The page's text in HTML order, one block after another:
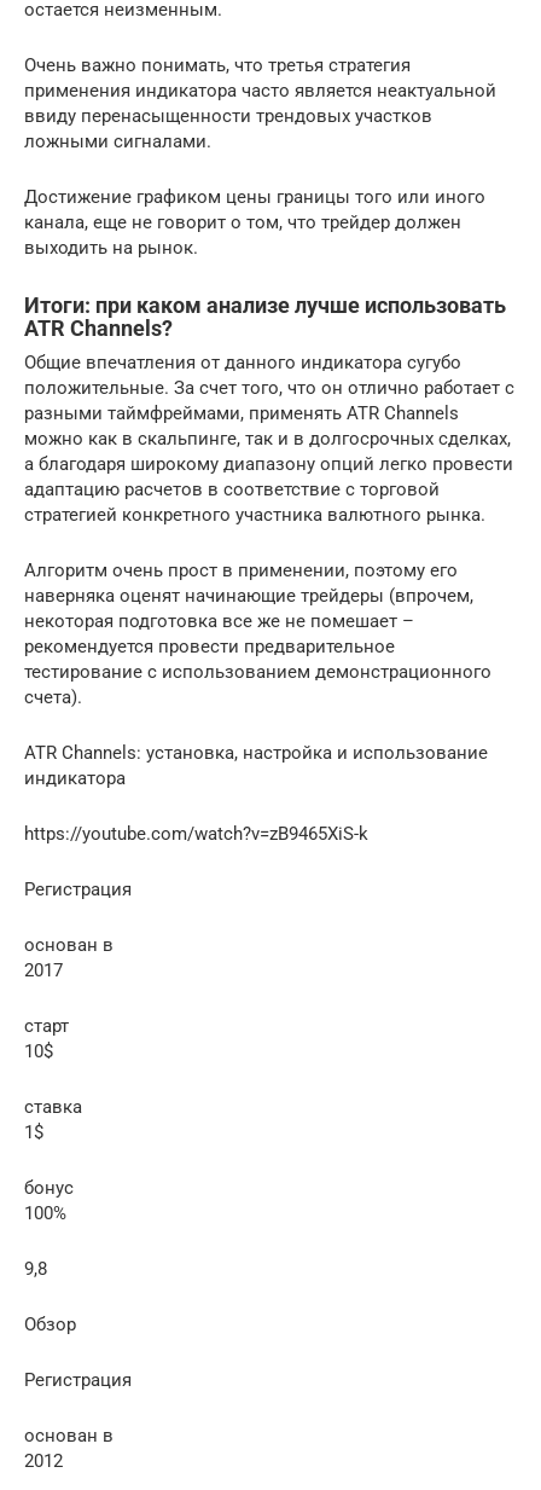
остается неизменным.
Очень важно понимать, что третья стратегия
применения индикатора часто является неактуальной
ввиду перенасыщенности трендовых участков
ложными сигналами.
Достижение графиком цены границы того или иного
канала, еще не говорит о том, что трейдер должен
выходить на рынок.
Итоги: при каком анализе лучше использовать
ATR Channels?
Общие впечатления от данного индикатора сугубо
положительные. За счет того, что он отлично работает с
разными таймфреймами, применять ATR Channels
можно как в скальпинге, так и в долгосрочных сделках,
а благодаря широкому диапазону опций легко провести
адаптацию расчетов в соответствие с торговой
стратегией конкретного участника валютного рынка.
Алгоритм очень прост в применении, поэтому его
наверняка оценят начинающие трейдеры (впрочем,
некоторая подготовка все же не помешает –
рекомендуется провести предварительное
тестирование с использованием демонстрационного
счета).
ATR Channels: установка, настройка и использование
индикатора
https://youtube.com/watch?v=zB9465XiS-k
Регистрация
основан в
2017
старт
10$
ставка
1$
бонус
100%
9,8
Обзор
Регистрация
основан в
2012